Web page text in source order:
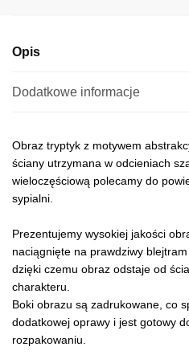
Opis
Dodatkowe informacje
Obraz tryptyk z motywem
ściany utrzymana w odcieniach
wieloczęściową polecamy do
sypialni.
Prezentujemy wysokiej jakości
naciągnięte na prawdziwy
dzięki czemu obraz odstaje od
charakteru.
Boki obrazu są zadrukowane, co
dodatkowej oprawy i jest gotowy
rozpakowaniu.